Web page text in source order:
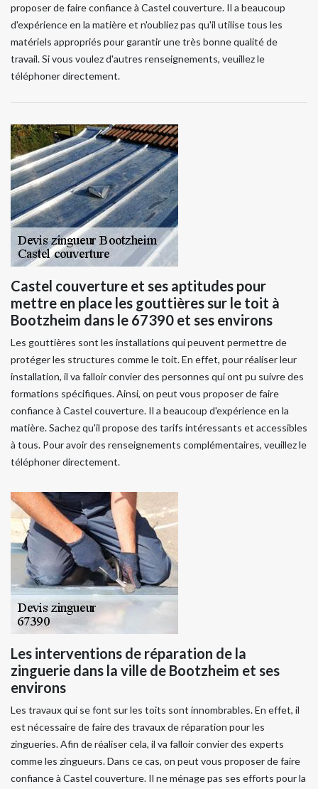
proposer de faire confiance à Castel couverture. Il a beaucoup
d'expérience en la matière et n'oubliez pas qu'il utilise tous les
matériels appropriés pour garantir une très bonne qualité de
travail. Si vous voulez d'autres renseignements, veuillez le
téléphoner directement.
Castel couverture et ses aptitudes pour
mettre en place les gouttières sur le toit à
Bootzheim dans le 67390 et ses environs
Les gouttières sont les installations qui peuvent permettre de
protéger les structures comme le toit. En effet, pour réaliser leur
installation, il va falloir convier des personnes qui ont pu suivre des
formations spécifiques. Ainsi, on peut vous proposer de faire
confiance à Castel couverture. Il a beaucoup d'expérience en la
matière. Sachez qu'il propose des tarifs intéressants et accessibles
à tous. Pour avoir des renseignements complémentaires, veuillez le
téléphoner directement.
Les interventions de réparation de la
zinguerie dans la ville de Bootzheim et ses
environs
Les travaux qui se font sur les toits sont innombrables. En effet, il
est nécessaire de faire des travaux de réparation pour les
zingueries. Afin de réaliser cela, il va falloir convier des experts
comme les zingueurs. Dans ce cas, on peut vous proposer de faire
confiance à Castel couverture. Il ne ménage pas ses efforts pour la